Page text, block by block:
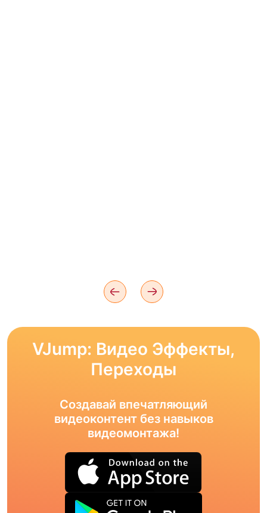
VJump: Видео Эффекты,
Переходы
Создавай впечатляющий
видеоконтент без навыков
видеомонтажа!